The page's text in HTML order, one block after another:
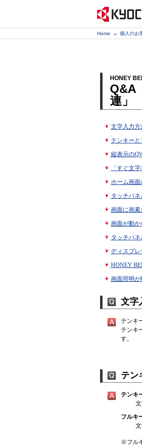
Home 個人のお
HONEY
Q&A
連」
文字入力方
テンキーと
縦表示の
「すぐ文
ホーム画面
タッチパネ
画面に画素
画面が動か
タッチパ
ディスプレ
HONEY
画面照明が
文字
テンキ
テンキ
す。
テン
テンキ
フルキ
※フル